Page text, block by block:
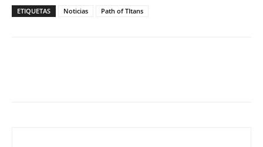
ETIQUETAS Noticias Path of TItans